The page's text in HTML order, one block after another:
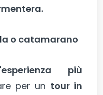
o catamarano
più
per un tour in